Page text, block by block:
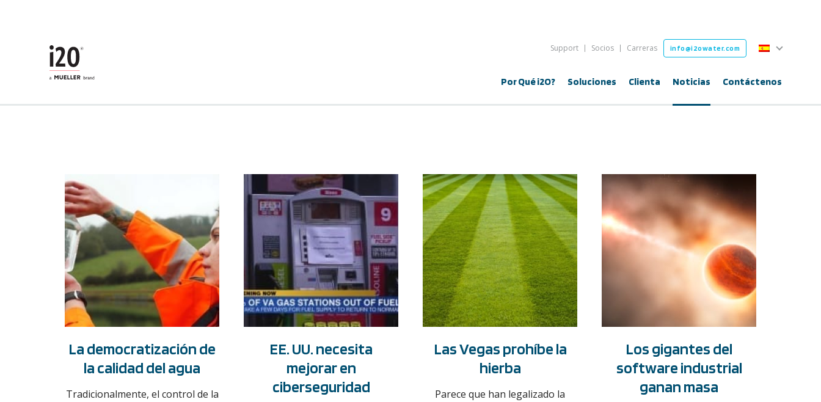
Por Qué i2O? Soluciones Clienta Noticias Contáctenos
Support Socios Carreras info@i2owater.com Español
La democratización de
la calidad del agua
Tradicionalmente, el control de la
EE. UU. necesita
mejorar en
ciberseguridad
Las Vegas prohíbe la
hierba
Parece que han legalizado la
Los gigantes del
software industrial
ganan masa